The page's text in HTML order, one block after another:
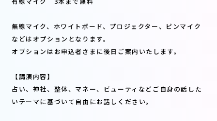
無線マイク、ホワイトボード、プロジェクター、ピンマイク
などはオプションとなります。
オプションはお申込者さまに後日ご案内いたします。
【講演内容】
占い、神社、整体、マネー、ビューティなどご自身の話した
いテーマに基づいて自由にお話しください。